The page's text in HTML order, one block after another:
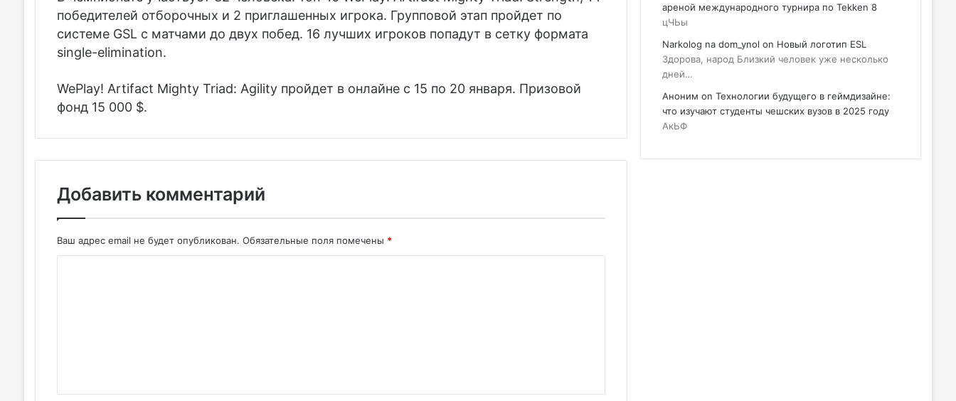
победителей отборочных и 2 приглашенных игрока. Групповой этап пройдет по
системе GSL с матчами до двух побед. 16 лучших игроков попадут в сетку формата
single-elimination.
WePlay! Artifact Mighty Triad: Agility пройдет в онлайне с 15 по 20 января. Призовой
фонд 15 000 $.
Добавить комментарий
Ваш адрес email не будет опубликован. Обязательные поля помечены *
т
ареной международного турнира по Tekken 8
цЧЬы
Narkolog na dom_ynol on Новый логотип ESL
Здорова, народ Близкий человек уже несколько
дней…
Аноним on Технологии будущего в геймдизайне:
что изучают студенты чешских вузов в 2025 году
АкЬФ